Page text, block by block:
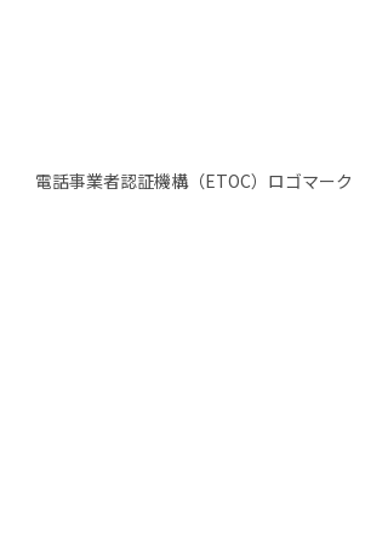
電話事業者認証機構（ETOC）ロゴマーク